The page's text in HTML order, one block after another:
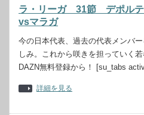
ラ・リーガ 31節 デポルテ
vsマラガ
今の日本代表、過去の代表メンバ
しみ。これから咲きを担っていく
DAZN無料登録から！ [su_tabs
詳細を見る